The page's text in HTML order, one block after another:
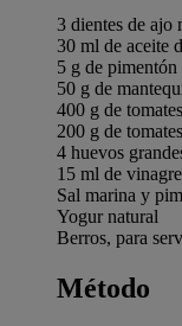
3 dientes de ajo
30 ml de aceite
5 g de pimentón
50 g de
400 g de
200 g de
4 huevos
15 ml de
Sal marina y
Yogur natural
Berros, para
Método